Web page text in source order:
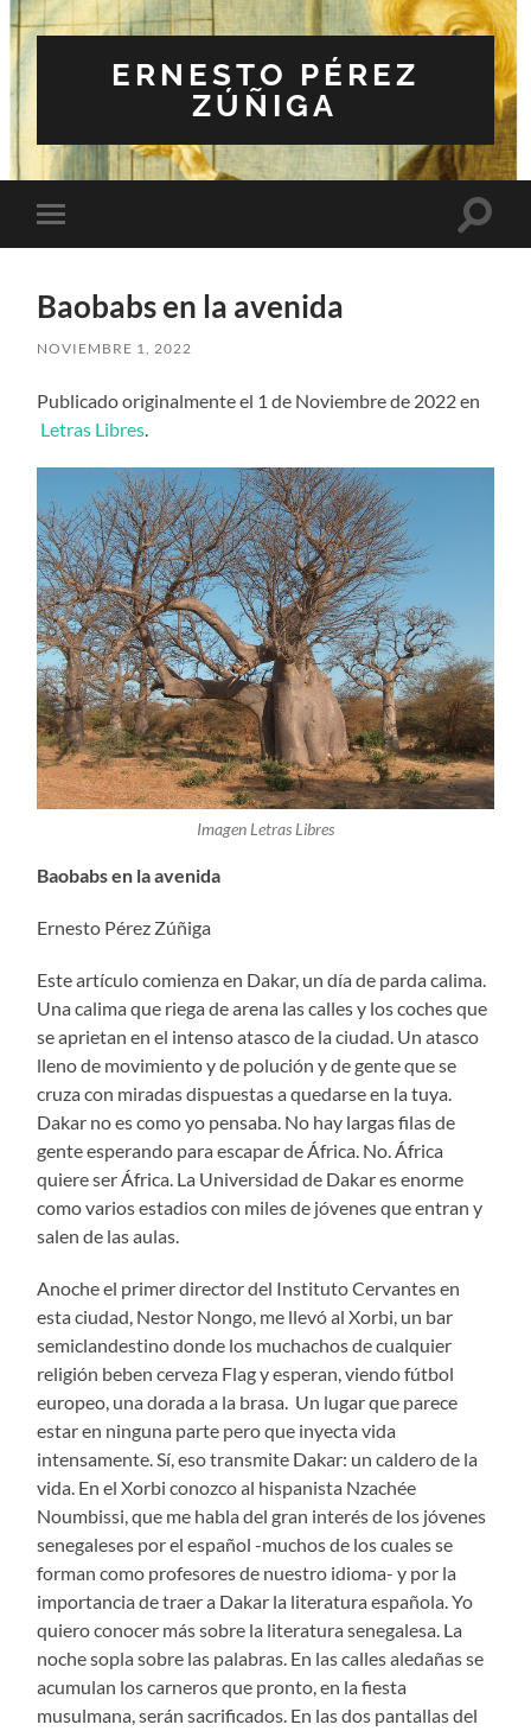
ERNESTO PÉREZ
ZÚÑIGA
Alternar
el
móvil
Baobabs en la avenida
NOVIEMBRE 1, 2022
Publicado originalmente el 1 de Noviembre de 2022 en
Letras Libres
Imagen Letras Libres
Baobabs en la avenida
Ernesto Pérez Zúñiga
Este artículo comienza en Dakar, un día de parda calima.
Una calima que riega de arena las calles y los coches que
se aprietan en el intenso atasco de la ciudad. Un atasco
lleno de movimiento y de polución y de gente que se
cruza con miradas dispuestas a quedarse en la tuya.
Dakar no es como yo pensaba. No hay largas filas de
gente esperando para escapar de África. No. África
quiere ser África. La Universidad de Dakar es enorme
como varios estadios con miles de jóvenes que entran y
salen de las aulas.
Anoche el primer director del Instituto Cervantes en
esta ciudad, Nestor Nongo, me llevó al Xorbi, un bar
semiclandestino donde los muchachos de cualquier
religión beben cerveza Flag y esperan, viendo fútbol
europeo, una dorada a la brasa. Un lugar que parece
estar en ninguna parte pero que inyecta vida
intensamente. Sí, eso transmite Dakar: un caldero de la
vida. En el Xorbi conozco al hispanista Nzachée
Noumbissi, que me habla del gran interés de los jóvenes
senegaleses por el español -muchos de los cuales se
forman como profesores de nuestro idioma- y por la
importancia de traer a Dakar la literatura española. Yo
quiero conocer más sobre la literatura senegalesa. La
noche sopla sobre las palabras. En las calles aledañas se
acumulan los carneros que pronto, en la fiesta
musulmana, serán sacrificados. En las dos pantallas del